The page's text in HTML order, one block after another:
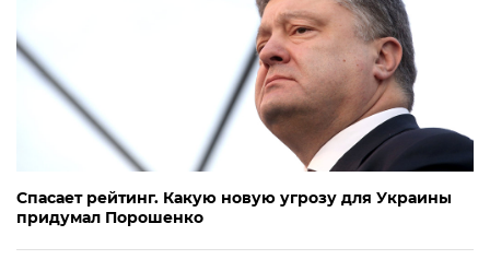
Спасает рейтинг. Какую новую угрозу для Украины
придумал Порошенко